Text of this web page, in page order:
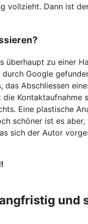
vollzieht. Dann ist
überhaupt zu einer
Google
das Abschliessen
Kontaktaufnahme
Eine plastische
schöner ist es aber,
sich der Autor
und